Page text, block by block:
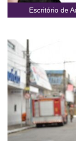
Escritório de